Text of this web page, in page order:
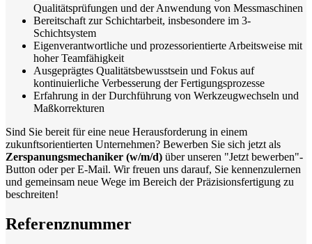
Qualitätsprüfungen und der Anwendung von Messmaschinen
Bereitschaft zur Schichtarbeit, insbesondere im 3-
Schichtsystem
Eigenverantwortliche und prozessorientierte Arbeitsweise mit
hoher Teamfähigkeit
Ausgeprägtes Qualitätsbewusstsein und Fokus auf
kontinuierliche Verbesserung der Fertigungsprozesse
Erfahrung in der Durchführung von Werkzeugwechseln und
Maßkorrekturen
Sind Sie bereit für eine neue Herausforderung in einem
zukunftsorientierten Unternehmen? Bewerben Sie sich jetzt als
Zerspanungsmechaniker (w/m/d) über unseren "Jetzt bewerben"-
Button oder per E-Mail. Wir freuen uns darauf, Sie kennenzulernen
und gemeinsam neue Wege im Bereich der Präzisionsfertigung zu
beschreiten!
Referenznummer